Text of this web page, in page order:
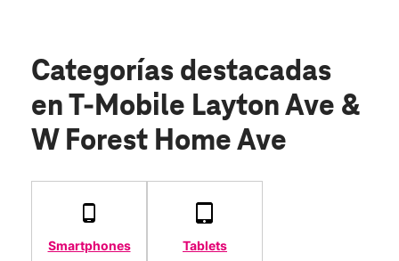
Categorías destacadas
en T-Mobile Layton Ave &
W Forest Home Ave
Smartphones Tablets